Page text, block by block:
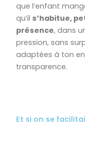
que l’enfant
qu’il s’habitue,
présence, dans
pression, sans
adaptées à ton
transparence.
Et si on se